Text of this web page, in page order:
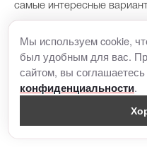
самые интересные
повторить. Просто
Где сделать:
Салон красоты Get Ready
Мы используем cookie,
был удобным для вас.
сайтом, вы соглашаетесь
конфиденциальности.